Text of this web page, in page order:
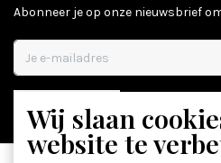
Abonneer je op onze nieuwsbrief
ABONNEER
Wij slaan
website te